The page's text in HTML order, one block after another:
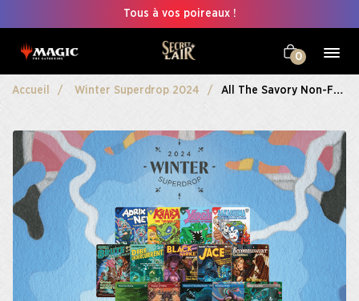
Tous à vos poireaux !
0
Accueil Winter Superdrop 2024 All The Savory Non-Foils Bundle